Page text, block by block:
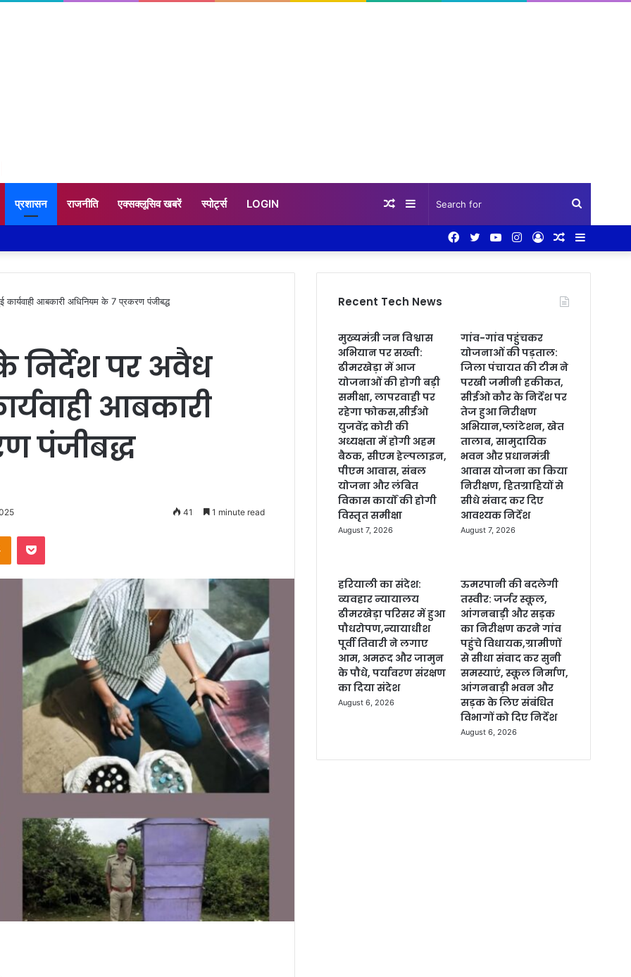
प्रशासन राजनीति एक्सक्लूसिव खबरें स्पोर्ट्स LOGIN
for
Sidebar
Random
Random
Log
Instagram
YouTube
Twitter
Facebook
कार्यवाही आबकारी अधिनियम के 7 प्रकरण पंजीबद्ध
निर्देश पर अवैध
आबकारी
पंजीबद्ध
41 1 minute read
Recent Tech News
मुख्यमंत्री जन विश्वास
अभियान पर सख्ती:
ढीमरखेड़ा में आज
योजनाओं की होगी बड़ी
समीक्षा, लापरवाही पर
रहेगा फोकस,सीईओ
युजवेंद्र कोरी की
अध्यक्षता में होगी अहम
बैठक, सीएम हेल्पलाइन,
पीएम आवास, संबल
योजना और लंबित
विकास कार्यों की होगी
विस्तृत समीक्षा
August 7, 2026
गांव-गांव पहुंचकर
योजनाओं की पड़ताल:
जिला पंचायत की टीम ने
परखी जमीनी हकीकत,
सीईओ कौर के निर्देश पर
तेज हुआ निरीक्षण
अभियान,प्लांटेशन, खेत
तालाब, सामुदायिक
भवन और प्रधानमंत्री
आवास योजना का किया
निरीक्षण, हितग्राहियों से
सीधे संवाद कर दिए
आवश्यक निर्देश
August 7, 2026
हरियाली का संदेश:
व्यवहार न्यायालय
ढीमरखेड़ा परिसर में हुआ
पौधरोपण,न्यायाधीश
पूर्वी तिवारी ने लगाए
आम, अमरूद और जामुन
के पौधे, पर्यावरण संरक्षण
का दिया संदेश
August 6, 2026
ऊमरपानी की बदलेगी
तस्वीर: जर्जर स्कूल,
आंगनबाड़ी और सड़क
का निरीक्षण करने गांव
पहुंचे विधायक,ग्रामीणों
से सीधा संवाद कर सुनी
समस्याएं, स्कूल निर्माण,
आंगनबाड़ी भवन और
सड़क के लिए संबंधित
विभागों को दिए निर्देश
August 6, 2026